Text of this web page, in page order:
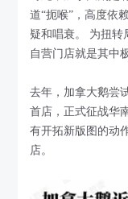
道“扼喉”，高度依
疑和唱衰。 为扭转
自营门店就是其中
去年，加拿大鹅尝
首店，正式征战华
有开拓新版图的动
店。